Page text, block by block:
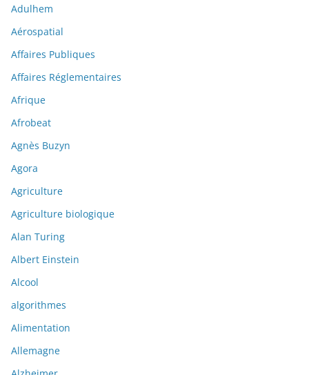
Adulhem
Aérospatial
Affaires Publiques
Affaires Réglementaires
Afrique
Afrobeat
Agnès Buzyn
Agora
Agriculture
Agriculture biologique
Alan Turing
Albert Einstein
Alcool
algorithmes
Alimentation
Allemagne